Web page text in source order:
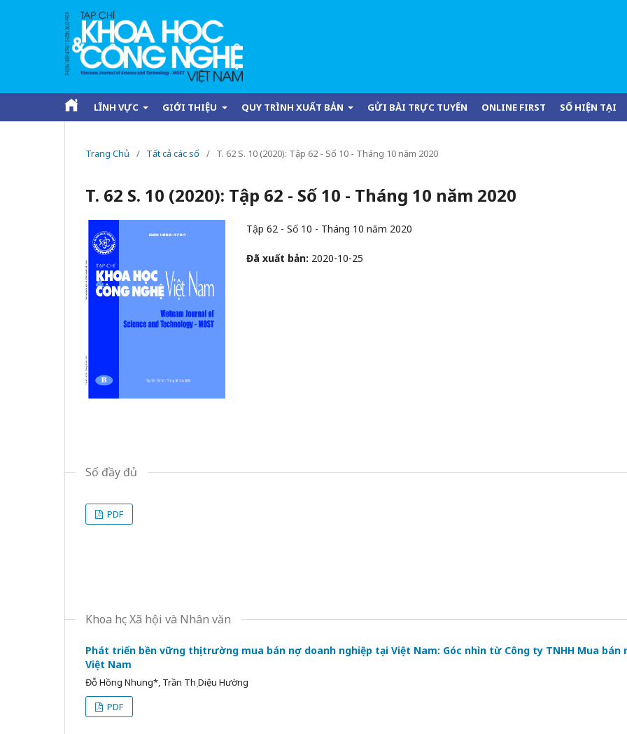
LĨNH VỰC GIỚI THIỆU QUY TRÌNH XUẤT BẢN GỬI BÀI TRỰC TUYẾN ONLINE FIRST SỐ HIỆN TẠI
Trang Chủ / Tất cả các số / T. 62 S. 10 (2020): Tập 62 - Số 10 - Tháng 10 năm 2020
T. 62 S. 10 (2020): Tập 62 - Số 10 - Tháng 10 năm 2020
Tập 62 - Số 10 - Tháng 10 năm 2020
Đã xuất bản: 2020-10-25
Số đầy đủ
PDF
Khoa học Xã hội và Nhân văn
Phát triển bền vững thị trường mua bán nợ doanh nghiệp tại Việt Nam: Góc nhìn từ Công ty TNHH Mua bán
Việt Nam
Đỗ Hồng Nhung*, Trần Thị Diệu Hường
PDF